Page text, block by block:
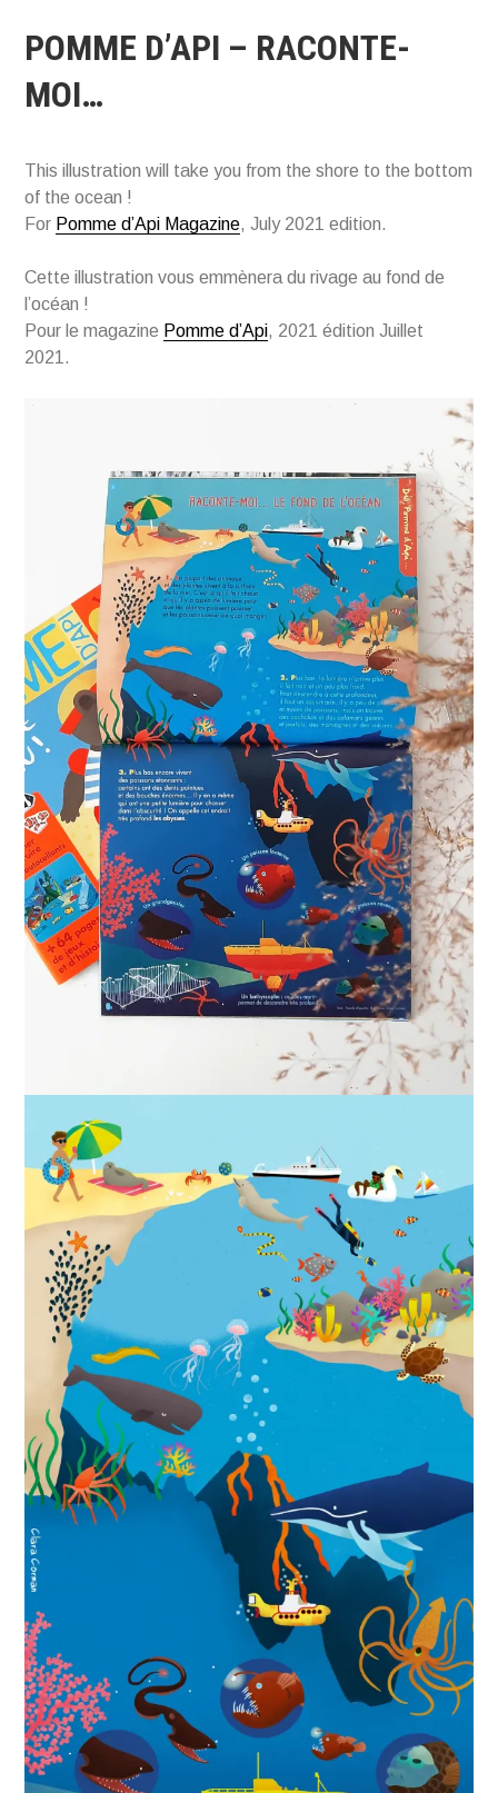
POMME D’API – RACONTE-
MOI…
This illustration will take you from the shore to the bottom
of the ocean !
For Pomme d’Api Magazine, July 2021 edition.
Cette illustration vous emmènera du rivage au fond de
l’océan !
Pour le magazine Pomme d’Api, 2021 édition Juillet
2021.